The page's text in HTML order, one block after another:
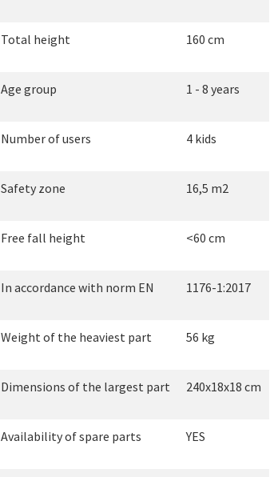
Total height 160 cm
Age group 1 - 8 years
Number of users 4 kids
Safety zone 16,5 m2
Free fall height <60 cm
In accordance with norm EN 1176-1:2017
Weight of the heaviest part 56 kg
Dimensions of the largest part 240x18x18 cm
Availability of spare parts YES